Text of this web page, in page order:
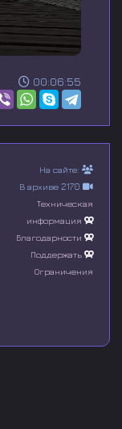
00:06:55
На сайте:
В архиве 2170
Техническая
информация
Благодарности
Поддержать
Ограничения